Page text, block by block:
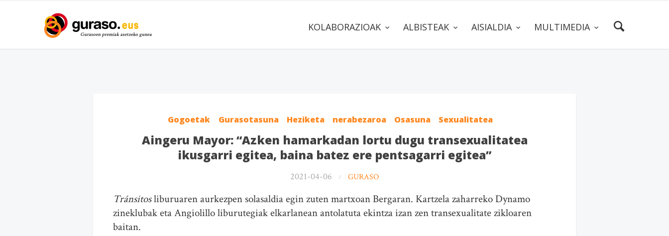
KOLABORAZIOAK ALBISTEAK AISIALDIA MULTIMEDIA
Gogoetak Gurasotasuna Heziketa nerabezaroa Osasuna Sexualitatea
Aingeru Mayor: “Azken hamarkadan lortu dugu transexualitatea
ikusgarri egitea, baina batez ere pentsagarri egitea”
2021-04-06 GURASO
Tránsitosliburuaren aurkezpen solasaldia egin zuten martxoan Bergaran. Kartzela zaharreko Dynamo
zineklubak eta Angiolillo liburutegiak elkarlanean antolatuta ekintza izan zen transexualitate zikloaren
baitan.